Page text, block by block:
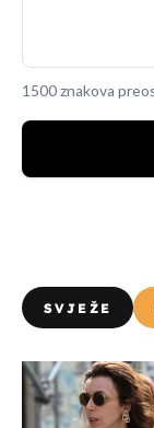
1500 znakova
SVJEŽE